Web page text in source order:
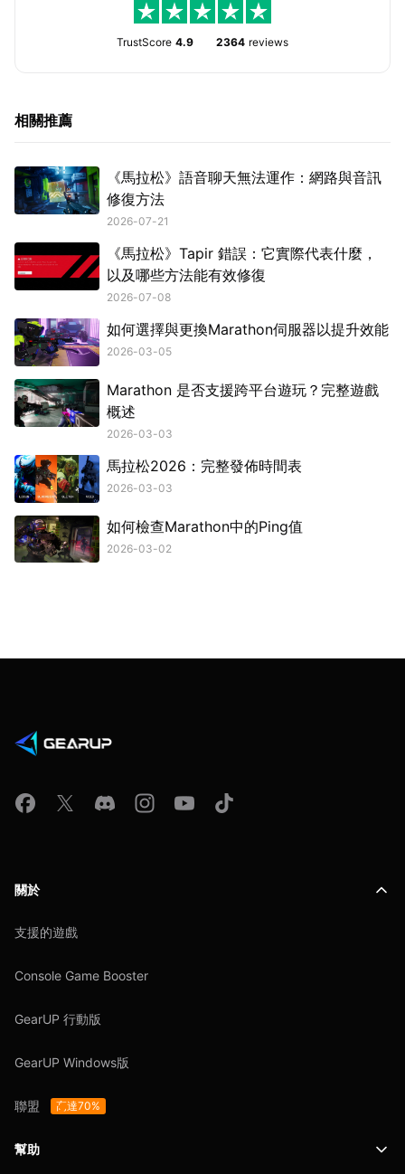
TrustScore 4.9 2364 reviews
相關推薦
《馬拉松》語音聊天無法運作：網路與音訊
修復方法
2026-07-21
《馬拉松》Tapir 錯誤：它實際代表什麼，
以及哪些方法能有效修復
2026-07-08
如何選擇與更換Marathon伺服器以提升效能
2026-03-05
Marathon 是否支援跨平台遊玩？完整遊戲
概述
2026-03-03
馬拉松2026：完整發佈時間表
2026-03-03
如何檢查Marathon中的Ping值
2026-03-02
關於
支援的遊戲
Console Game Booster
GearUP 行動版
GearUP Windows版
聯盟 高達70%
幫助